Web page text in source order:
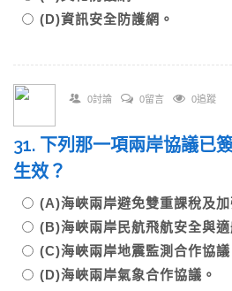
(D)資訊安全防護網。
0討論 0留言 0追蹤
31. 下列那一項兩岸協議已
生效？
(A)海峽兩岸避免雙重課稅及
(B)海峽兩岸民航飛航安全與
(C)海峽兩岸地震監測合作協
(D)海峽兩岸氣象合作協議。